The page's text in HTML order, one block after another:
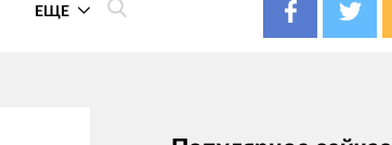
ЕЩЕ